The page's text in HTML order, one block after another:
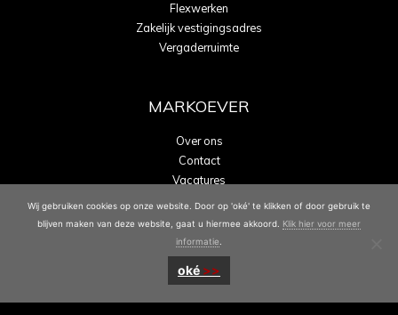
Flexwerken
Zakelijk vestigingsadres
Vergaderruimte
MARKOEVER
Over ons
Contact
Vacatures
Energielabel A
Wij gebruiken cookies op onze website. Door op 'oké' te klikken of door gebruik te
blijven maken van deze website, gaat u hiermee akkoord. Klik hier voor meer
informatie
oké